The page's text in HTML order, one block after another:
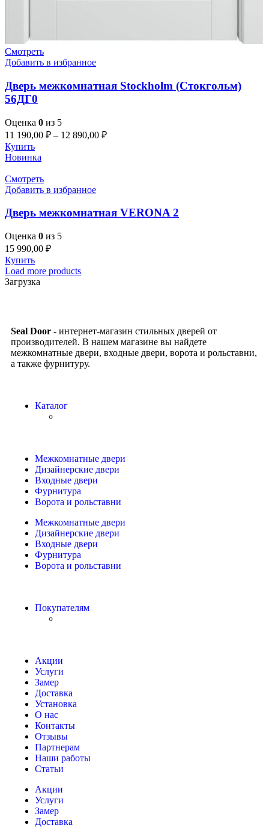
Смотреть
Добавить в избранное
Дверь межкомнатная Stockholm (Стокгольм)
56ДГ0
Оценка 0 из 5
11 190,00 ₽ – 12 890,00 ₽
Купить
Новинка
Смотреть
Добавить в избранное
Дверь межкомнатная VERONA 2
Оценка 0 из 5
15 990,00 ₽
Купить
Load more products
Загрузка
Seal Door - интернет-магазин стильных дверей от
производителей. В нашем магазине вы найдете
межкомнатные двери, входные двери, ворота и рольставни,
а также фурнитуру.
Каталог
Межкомнатные двери
Дизайнерские двери
Входные двери
Фурнитура
Ворота и рольставни
Межкомнатные двери
Дизайнерские двери
Входные двери
Фурнитура
Ворота и рольставни
Покупателям
Акции
Услуги
Замер
Доставка
Установка
О нас
Контакты
Отзывы
Партнерам
Наши работы
Статьи
Акции
Услуги
Замер
Доставка